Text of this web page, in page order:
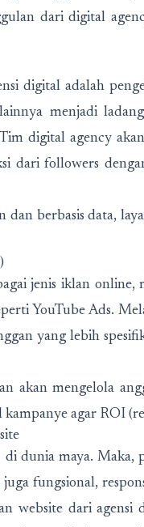
dari digital
digital adalah
menjadi
digital agency
dari followers
dan berbasis data,
jenis iklan online,
YouTube Ads.
yang lebih
akan mengelola
agar ROI
di dunia maya.
fungsional,
website dari